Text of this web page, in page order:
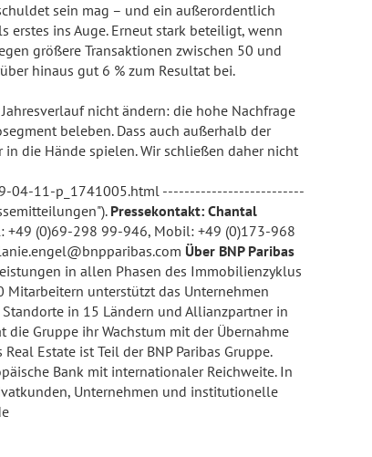
sein mag – und ein außerordentlich
ins Auge. Erneut stark beteiligt, wenn
größere Transaktionen zwischen 50 und
hinaus gut 6 % zum Resultat bei.
nicht ändern: die hohe Nachfrage
beleben. Dass auch außerhalb der
die Hände spielen. Wir schließen daher nicht
04-11-p_1741005.html --------------------------
Pressekontakt: Chantal
+49 (0)69-298 99-946, Mobil: +49 (0)173-968
Über BNP Paribas
in allen Phasen des Immobilienzyklus
Mitarbeitern unterstützt das Unternehmen
in 15 Ländern und Allianzpartner in
die Gruppe ihr Wachstum mit der Übernahme
Estate ist Teil der BNP Paribas Gruppe.
Bank mit internationaler Reichweite. In
Unternehmen und institutionelle